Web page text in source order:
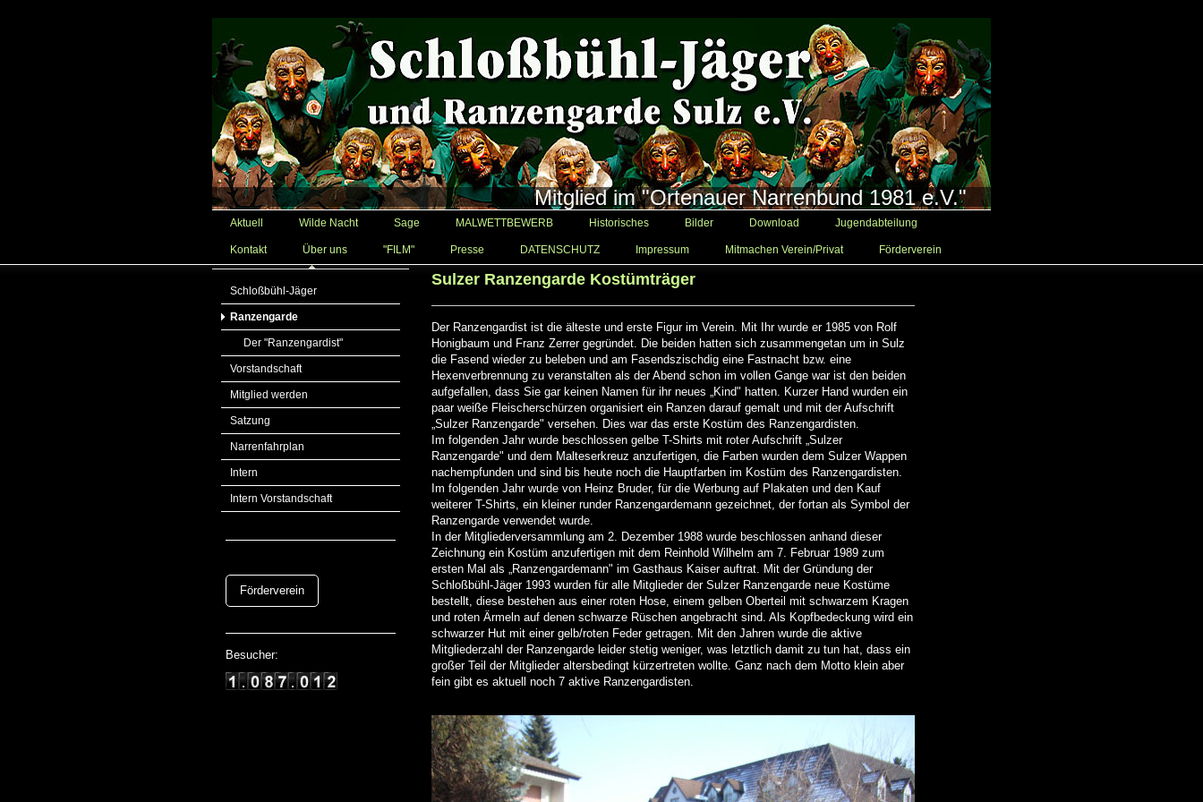
Mitglied im "Ortenauer Narrenbund 1981 e.V."
Aktuell Wilde Nacht Sage MALWETTBEWERB Historisches Bilder Download Jugendabteilung
Kontakt Über uns "FILM" Presse DATENSCHUTZ Impressum Mitmachen Verein/Privat Förderverein
Schloßbühl-Jäger
Ranzengarde
Der "Ranzengardist"
Vorstandschaft
Mitglied werden
Satzung
Narrenfahrplan
Intern
Intern Vorstandschaft
Förderverein
Besucher:
Sulzer Ranzengarde Kostümträger
Der Ranzengardist ist die älteste und erste Figur im Verein. Mit Ihr wurde er 1985 von Rolf
Honigbaum und Franz Zerrer gegründet. Die beiden hatten sich zusammengetan um in Sulz
die Fasend wieder zu beleben und am Fasendszischdig eine Fastnacht bzw. eine
Hexenverbrennung zu veranstalten als der Abend schon im vollen Gange war ist den beiden
aufgefallen, dass Sie gar keinen Namen für ihr neues „Kind" hatten. Kurzer Hand wurden ein
paar weiße Fleischerschürzen organisiert ein Ranzen darauf gemalt und mit der Aufschrift
„Sulzer Ranzengarde" versehen. Dies war das erste Kostüm des Ranzengardisten.
Im folgenden Jahr wurde beschlossen gelbe T-Shirts mit roter Aufschrift „Sulzer
Ranzengarde" und dem Malteserkreuz anzufertigen, die Farben wurden dem Sulzer Wappen
nachempfunden und sind bis heute noch die Hauptfarben im Kostüm des Ranzengardisten.
Im folgenden Jahr wurde von Heinz Bruder, für die Werbung auf Plakaten und den Kauf
weiterer T-Shirts, ein kleiner runder Ranzengardemann gezeichnet, der fortan als Symbol der
Ranzengarde verwendet wurde.
In der Mitgliederversammlung am 2. Dezember 1988 wurde beschlossen anhand dieser
Zeichnung ein Kostüm anzufertigen mit dem Reinhold Wilhelm am 7. Februar 1989 zum
ersten Mal als „Ranzengardemann" im Gasthaus Kaiser auftrat. Mit der Gründung der
Schloßbühl-Jäger 1993 wurden für alle Mitglieder der Sulzer Ranzengarde neue Kostüme
bestellt, diese bestehen aus einer roten Hose, einem gelben Oberteil mit schwarzem Kragen
und roten Ärmeln auf denen schwarze Rüschen angebracht sind. Als Kopfbedeckung wird ein
schwarzer Hut mit einer gelb/roten Feder getragen. Mit den Jahren wurde die aktive
Mitgliederzahl der Ranzengarde leider stetig weniger, was letztlich damit zu tun hat, dass ein
großer Teil der Mitglieder altersbedingt kürzertreten wollte. Ganz nach dem Motto klein aber
fein gibt es aktuell noch 7 aktive Ranzengardisten.